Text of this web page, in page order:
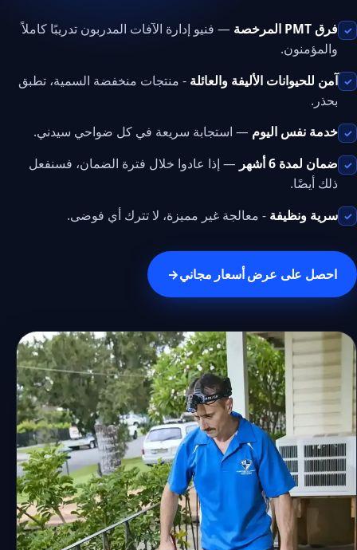
✓ فرق PMT المرخصة
— فنيو إدارة الآفات المدربون تدريبًا كاملاً
والمؤمنون.
✓ آمن للحيوانات الأليفة والعائلة - منتجات منخفضة السمية، تطبق
بحذر.
✓ خدمة نفس اليوم — استجابة سريعة في كل ضواحي سيدني.
✓ ضمان لمدة 6 أشهر
— إذا عادوا خلال فترة الضمان، فسنفعل
ذلك أيضًا.
✓ سرية ونظيفة - معالجة غير مميزة، لا تترك أي فوضى.
احصل على عرض أسعار مجاني→